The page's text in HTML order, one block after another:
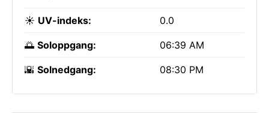
☀️ UV-indeks: 0.0
🌅 Soloppgang: 06:39 AM
🌇 Solnedgang: 08:30 PM